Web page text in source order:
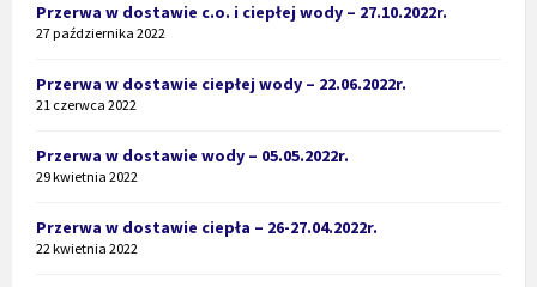
Przerwa w dostawie c.o. i ciepłej wody – 27.10.2022r.
27 października 2022
Przerwa w dostawie ciepłej wody – 22.06.2022r.
21 czerwca 2022
Przerwa w dostawie wody – 05.05.2022r.
29 kwietnia 2022
Przerwa w dostawie ciepła – 26-27.04.2022r.
22 kwietnia 2022